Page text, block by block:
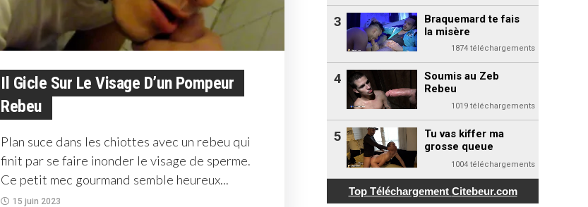
Il Gicle Sur Le Visage D’un Pompeur
Rebeu
Plan suce dans les chiottes avec un rebeu qui
finit par se faire inonder le visage de sperme.
Ce petit mec gourmand semble heureux...
15 juin 2023
Braquemard te fais
la misère
1874 téléchargements
3
Soumis au Zeb
Rebeu
1019 téléchargements
4
Tu vas kiffer ma
grosse queue
1004 téléchargements
5
Top Téléchargement Citebeur.com